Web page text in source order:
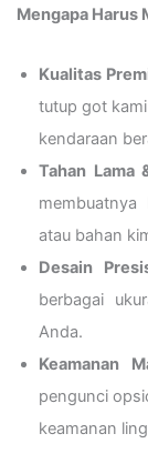
Mengapa Harus
Kualitas
tutup got
kendaraan
Tahan Lama
atau bahan
Desain
berbagai
Anda.
Keamanan
pengunci
keamanan